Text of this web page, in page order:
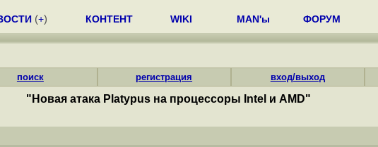
(+) КОНТЕНТ WIKI MAN'ы ФОРУМ
поиск регистрация вход/выход
"Новая атака Platypus на процессоры Intel и AMD"